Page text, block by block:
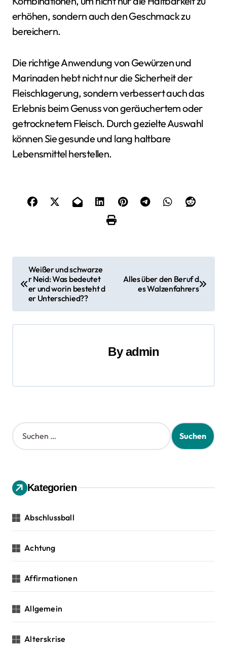
erhöhen, sondern auch den Geschmack zu
bereichern.
Die richtige Anwendung von Gewürzen und
Marinaden hebt nicht nur die Sicherheit der
Fleischlagerung, sondern verbessert auch das
Erlebnis beim Genuss von geräuchertem oder
getrocknetem Fleisch. Durch gezielte Auswahl
können Sie gesunde und lang haltbare
Lebensmittel herstellen.
i
t
g
n
a
i
g
a
t
i
o
n
Weißer und schwarze
r Neid: Was bedeutet
er und worin besteht d
er Unterschied??
Alles über den Beruf d
es Walzenfahrers
Byadmin
S
u
n
n
c
Kategorien
Abschlussball
Achtung
Affirmationen
Allgemein
Alterskrise